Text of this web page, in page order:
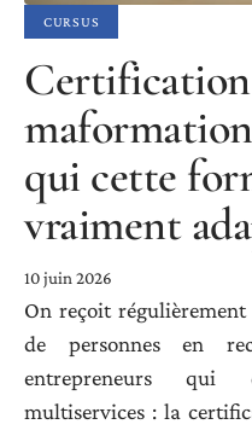
CURSUS
qui cette
vraiment
10 juin 2026
On reçoit
de personnes en
entrepreneurs qui
multiservices : la